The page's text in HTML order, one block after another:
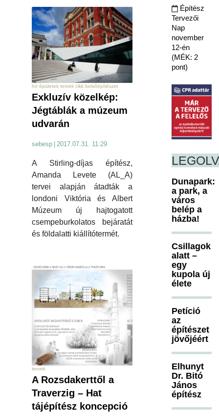
hír épületek tervek cikk belsőépítészet
Exkluzív közelkép:
Jégtáblák a múzeum
udvarán
sebesp | 2017.07.31. 11:29
A Stirling-díjas építész,
Amanda Levete (AL_A)
tervei alapján átadták a
londoni Viktória és Albert
Múzeum új hajtogatott
csempeburkolatos bejáratát
és földalatti kiállítótermét.
tervek
A Rozsdakerttől a
Traverzig – Hat
tájépítész koncepció
Építész
Tervezői
Nap
november
12-én
(MÉK: 2
pont)
Dunapark:
a park, a
város
belép a
házba!
Csillagok
alatt –
egy
kupola új
élete
Petíció
az
építészet
jövőjéért
Elhunyt
Dr. Bitó
János
építész